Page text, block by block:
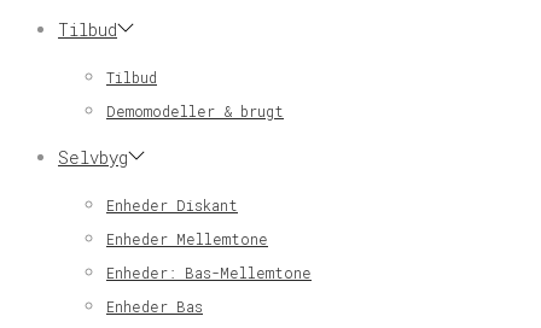
Tilbud
Tilbud
Demomodeller & brugt
Selvbyg
Enheder Diskant
Enheder Mellemtone
Enheder: Bas-Mellemtone
Enheder Bas